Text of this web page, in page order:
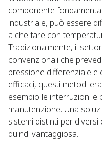
componente
industriale, può essere
a che fare con
Tradizionalmente, il
convenzionali che
pressione differenziale e
efficaci, questi metodi
esempio le interruzioni e
manutenzione. Una
sistemi distinti per
quindi vantaggiosa.